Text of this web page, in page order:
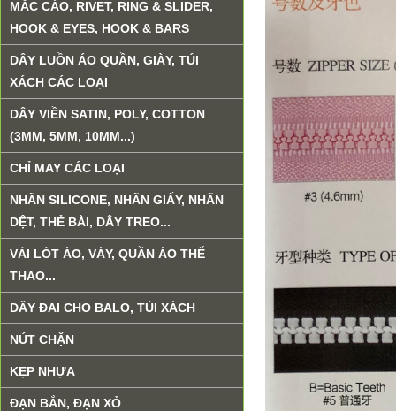
MẮC CÁO, RIVET, RING & SLIDER,
HOOK & EYES, HOOK & BARS
DÂY LUỒN ÁO QUẦN, GIÀY, TÚI
XÁCH CÁC LOẠI
DÂY VIỀN SATIN, POLY, COTTON
(3MM, 5MM, 10MM...)
CHỈ MAY CÁC LOẠI
NHÃN SILICONE, NHÃN GIẤY, NHÃN
DỆT, THẺ BÀI, DÂY TREO...
VẢI LÓT ÁO, VÁY, QUẦN ÁO THỂ
THAO...
DÂY ĐAI CHO BALO, TÚI XÁCH
NÚT CHẶN
KẸP NHỰA
ĐẠN BẮN, ĐẠN XỎ